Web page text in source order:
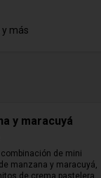
más
y maracuyá
de mini
manzana y maracuyá,
de crema pastelera